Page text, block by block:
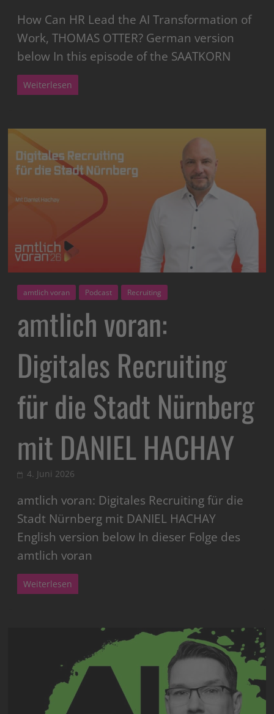
How Can HR Lead the AI Transformation of
Work, THOMAS OTTER? German version
below In this episode of the SAATKORN
Weiterlesen
amtlich voran Podcast Recruiting
amtlich voran:
Digitales Recruiting
für die Stadt Nürnberg
mit DANIEL HACHAY
4. Juni 2026
amtlich voran: Digitales Recruiting für die
Stadt Nürnberg mit DANIEL HACHAY
English version below In dieser Folge des
amtlich voran
Weiterlesen